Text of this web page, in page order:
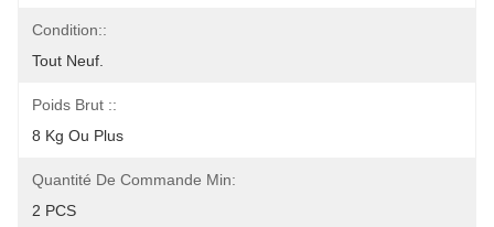
Condition::
Tout Neuf.
Poids Brut ::
8 Kg Ou Plus
Quantité De Commande Min:
2 PCS